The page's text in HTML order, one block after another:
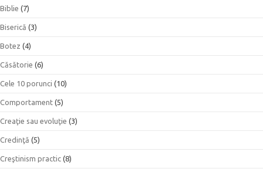
Biblie (7)
Biserică (3)
Botez (4)
Căsătorie (6)
Cele 10 porunci (10)
Comportament (5)
Creaţie sau evoluţie (3)
Credinţă (5)
Creştinism practic (8)